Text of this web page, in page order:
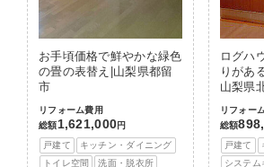
お手頃価格で鮮やかな緑色
の畳の表替え|山梨県都留
市
リフォーム費用
総額1,621,000円
戸建て
キッチン・ダイニング
トイレ空間
洗面・脱衣所
ログハ
りがあ
山梨県
リフォー
総額
戸建て
システム